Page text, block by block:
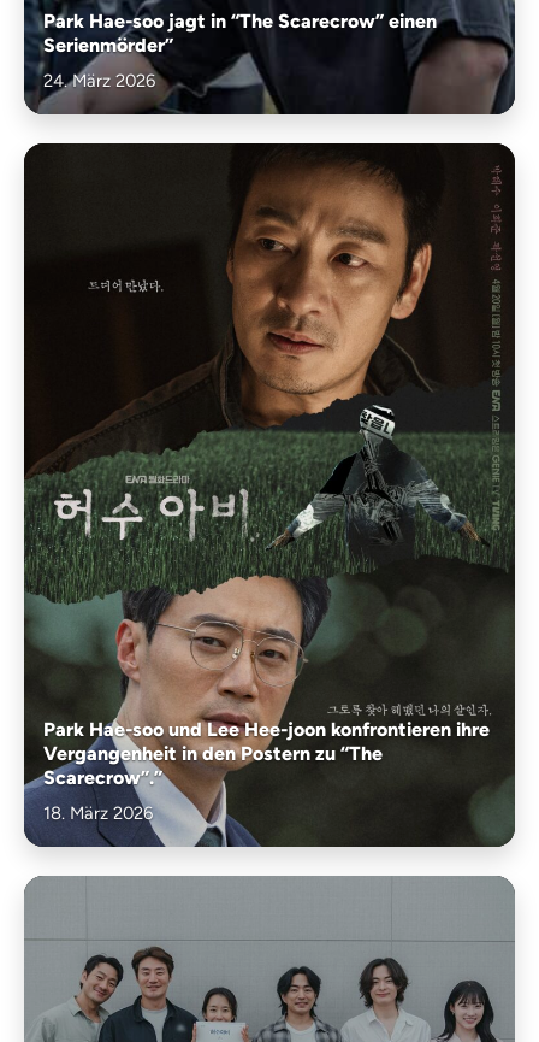
Park Hae-soo jagt in “The Scarecrow” einen
Serienmörder”
24. März 2026
Park Hae-soo und Lee Hee-joon konfrontieren ihre
Vergangenheit in den Postern zu “The
Scarecrow”.”
18. März 2026